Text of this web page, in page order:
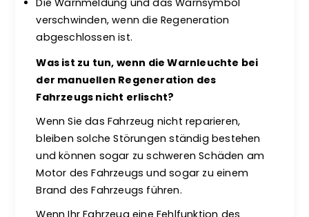
Die Warnmeldung und das Warnsymbol
verschwinden, wenn die Regeneration
abgeschlossen ist.
Was ist zu tun, wenn die Warnleuchte bei
der manuellen Regeneration des
Fahrzeugs nicht erlischt?
Wenn Sie das Fahrzeug nicht reparieren,
bleiben solche Störungen ständig bestehen
und können sogar zu schweren Schäden am
Motor des Fahrzeugs und sogar zu einem
Brand des Fahrzeugs führen.